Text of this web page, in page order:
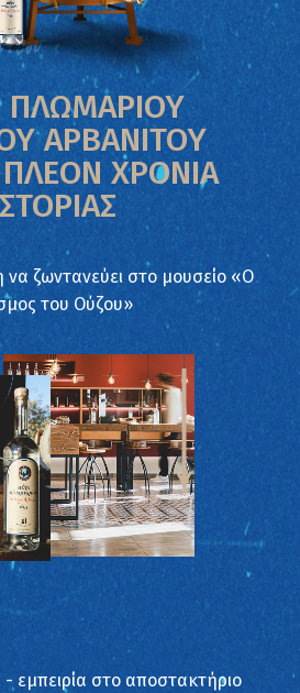
ΠΛΩΜΑΡΙΟΥ
ΑΡΒΑΝΙΤΟΥ
ΠΛΕΟΝ ΧΡΟΝΙΑ
ζωντανεύει στο μουσείο «Ο
του Ούζου»
εμπειρία στο αποστακτήριο